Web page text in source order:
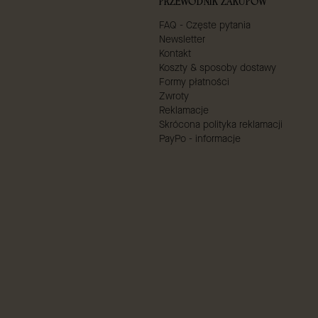
Linki w stopce
FAQ - Częste pytania
Newsletter
Kontakt
Koszty & sposoby dostawy
Formy płatności
Zwroty
Reklamacje
Skrócona polityka reklamacji
PayPo - informacje